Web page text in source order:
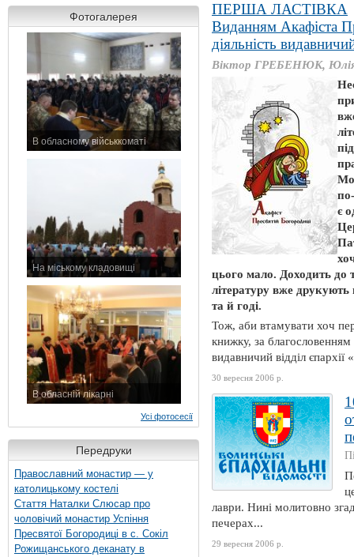
Фотогалерея
В обласному військкоматі
На міському кладовищі
В обласній лікарні
Усі фотосесії
Передруки
Православний монастир — у
католицькому костелі
Стаття Наталки Слюсар про
чоловічий монастир Успіння
Пресвятої Богородиці в с. Сокіл
Рожищанського деканату в
ПЕРША ЛАСТІВКА
Виданням Акафіста
діяльність
Віктор ГРЕБЕНЮК,
є
цього мало. Доходить до
літературу вже
та й годі.
Тож, аби втамувати хоч
книжку, за
видавничий відділ єпархії
30 вересня 2006 р.
лаври. Нині молитовно
печерах...
29 вересня 2006 р.